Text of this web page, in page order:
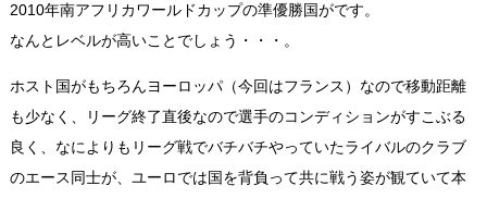
2010年南アフリカワールドカップの準優勝国がです。
なんとレベルが高いことでしょう・・・。
ホスト国がもちろんヨーロッパ（今回はフランス）なので移動距離
も少なく、リーグ終了直後なので選手のコンディションがすこぶる
良く、なによりもリーグ戦でバチバチやっていたライバルのクラブ
のエース同士が、ユーロでは国を背負って共に戦う姿が観ていて本